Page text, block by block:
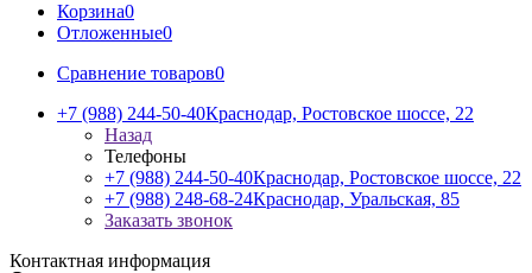
Корзина0
Отложенные0
Сравнение товаров0
+7 (988) 244-50-40Краснодар, Ростовское шоссе, 22
Назад
Телефоны
+7 (988) 244-50-40Краснодар, Ростовское шоссе, 22
+7 (988) 248-68-24Краснодар, Уральская, 85
Заказать звонок
Контактная информация